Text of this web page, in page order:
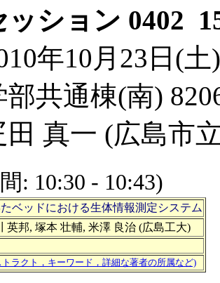
ッション 0402
年10月23日(
部共通棟(南)
田 真一 (広島市
: 10:30 - 10:43)
ベッドにおける生体情報測定システム
英邦, 塚本 壮輔, 米澤 良治 (広島工大)
ラクト，キーワード，詳細な著者の所属など)